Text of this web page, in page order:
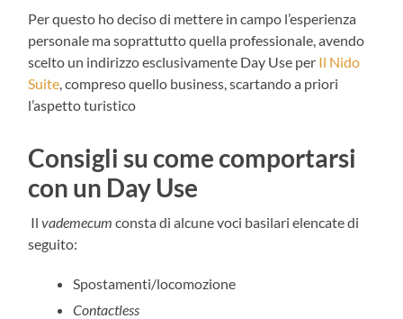
Per questo ho deciso di mettere in campo l’esperienza
personale ma soprattutto quella professionale, avendo
scelto un indirizzo esclusivamente Day Use per Il Nido
Suite , compreso quello business, scartando a priori
l’aspetto turistico
Consigli su come comportarsi
con un Day Use
Ilvademecum consta di alcune voci basilari elencate di
seguito:
Spostamenti/locomozione
Contactless